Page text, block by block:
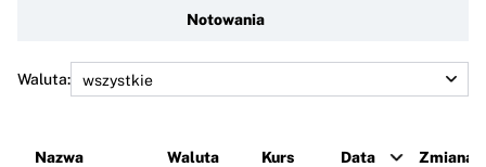
Notowania
Waluta:
Nazwa Waluta Kurs Data Zmiana